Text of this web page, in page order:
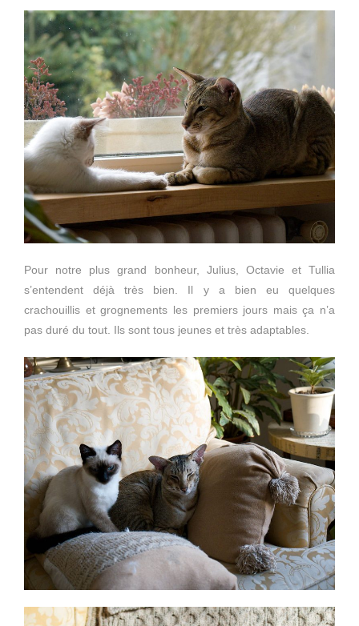
Pour notre plus grand bonheur, Julius, Octavie et Tullia
s’entendent déjà très bien. Il y a bien eu quelques
crachouillis et grognements les premiers jours mais ça n’a
pas duré du tout. Ils sont tous jeunes et très adaptables.